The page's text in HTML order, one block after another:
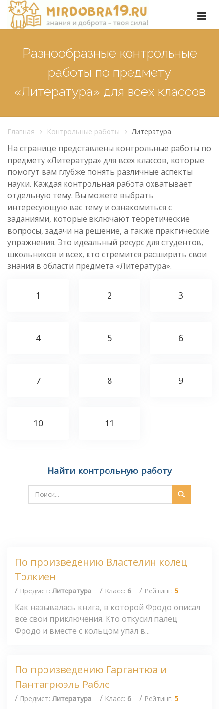
Разнообразные контрольные
работы по предмету
«Литература» для всех классов
Главная Контрольные работы Литература
На странице представлены контрольные работы по
предмету «Литература» для всех классов, которые
помогут вам глубже понять различные аспекты
науки. Каждая контрольная работа охватывает
отдельную тему. Вы можете выбрать
интересующую вас тему и ознакомиться с
заданиями, которые включают теоретические
вопросы, задачи на решение, а также практические
упражнения. Это идеальный ресурс для студентов,
школьников и всех, кто стремится расширить свои
знания в области предмета «Литература».
1 2 3
4 5 6
7 8 9
10 11
Найти контрольную работу
По произведению Властелин колец
Толкиен
/ Предмет:Литература / Класс: 6 / Рейтинг: 5
Как называлась книга, в которой Фродо описал
все свои приключения. Кто откусил палец
Фродо и вместе с кольцом упал в...
По произведению Гаргантюа и
Пантагрюэль Рабле
/ Предмет:Литература / Класс: 6 / Рейтинг: 5